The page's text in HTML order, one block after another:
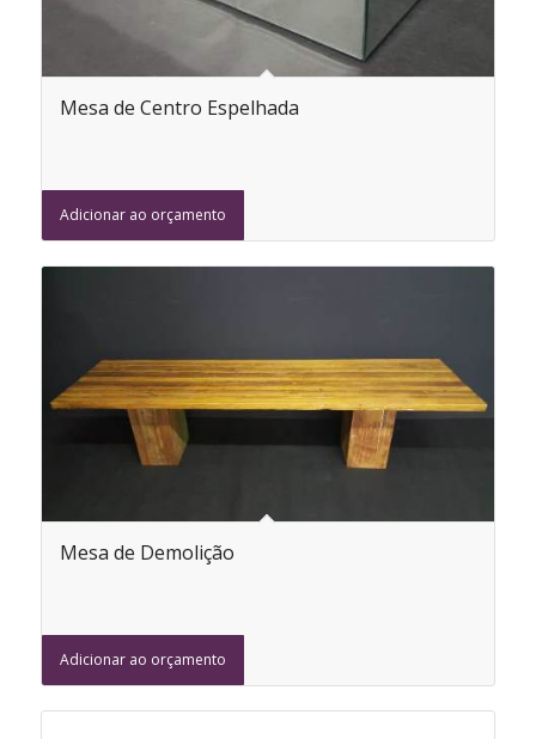
Mesa de Centro Espelhada
Adicionar ao orçamento
Mesa de Demolição
Adicionar ao orçamento